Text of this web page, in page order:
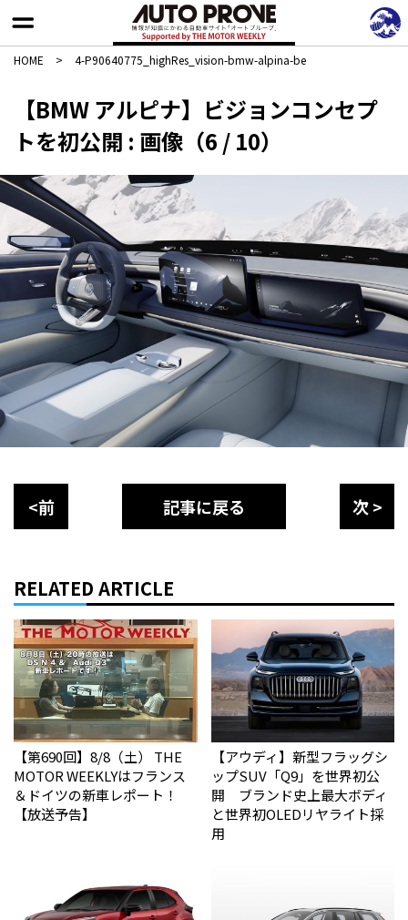
HOME > 4-P90640775_highRes_vision-bmw-alpina-be
【BMW アルピナ】ビジョンコンセプ
トを初公開 : 画像（6 / 10）
<前 記事に戻る 次 >
RELATED ARTICLE
【第690回】8/8（土） THE
MOTOR WEEKLYはフランス
＆ドイツの新車レポート！
【放送予告】
【アウディ】新型フラッグシ
ップSUV「Q9」を世界初公
開 ブランド史上最大ボディ
と世界初OLEDリヤライト採
用